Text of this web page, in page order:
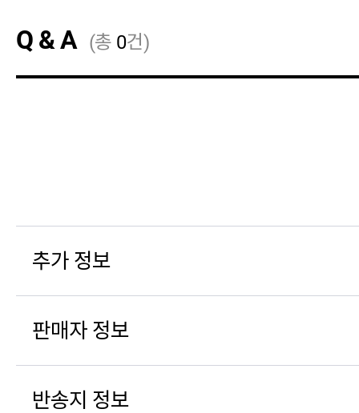
Q & A (총 0건)
추가 정보
판매자 정보
반송지 정보